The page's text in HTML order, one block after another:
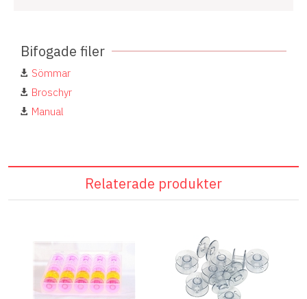
Bifogade filer
Sömmar
Broschyr
Manual
Relaterade produkter